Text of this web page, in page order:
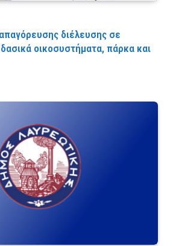
διέλευσης σε
οικοσυστήματα, πάρκα και